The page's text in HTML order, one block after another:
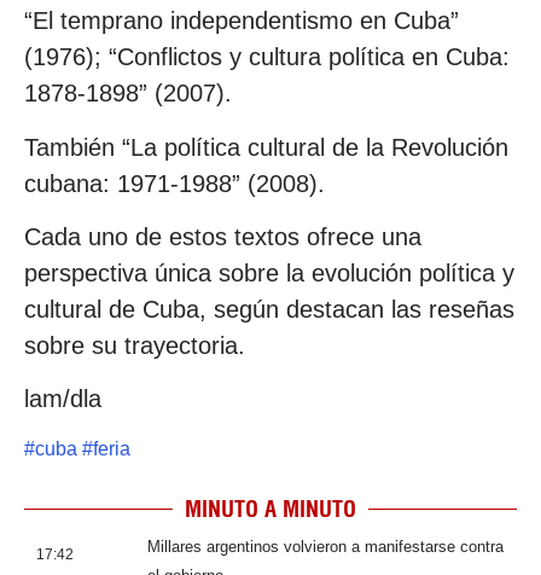
“El temprano independentismo en Cuba”
(1976); “Conflictos y cultura política en Cuba:
1878-1898” (2007).
También “La política cultural de la Revolución
cubana: 1971-1988” (2008).
Cada uno de estos textos ofrece una
perspectiva única sobre la evolución política y
cultural de Cuba, según destacan las reseñas
sobre su trayectoria.
lam/dla
#cuba #feria
MINUTO A MINUTO
17:42
Millares argentinos volvieron a manifestarse contra